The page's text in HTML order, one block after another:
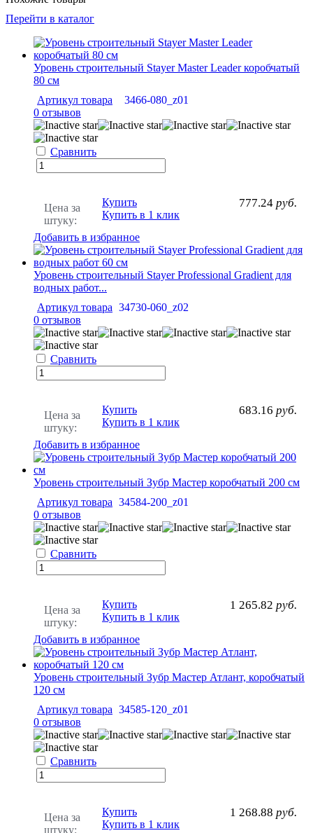
Перейти в каталог
Уровень строительный Stayer Master Leader коробчатый
80 см
Артикул товара
3466-080_z01
0 отзывов
Сравнить
Цена за
штуку:
777.24 руб.
Купить
Купить в 1 клик
Добавить в избранное
Уровень строительный Stayer Professional Gradient для
водных работ...
Артикул товара 34730-060_z02
0 отзывов
Сравнить
Цена за
штуку:
683.16 руб.
Купить
Купить в 1 клик
Добавить в избранное
Уровень строительный Зубр Мастер коробчатый 200 см
Артикул товара 34584-200_z01
0 отзывов
Сравнить
Цена за
штуку:
1 265.82 руб.
Купить
Купить в 1 клик
Добавить в избранное
Уровень строительный Зубр Мастер Атлант, коробчатый
120 см
Артикул товара 34585-120_z01
0 отзывов
Сравнить
Цена за
штуку:
1 268.88 руб.
Купить
Купить в 1 клик